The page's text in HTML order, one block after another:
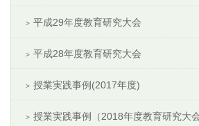
平成29年度教育研究大会
平成28年度教育研究大会
授業実践事例(2017年度)
授業実践事例（2018年度教育研究大会